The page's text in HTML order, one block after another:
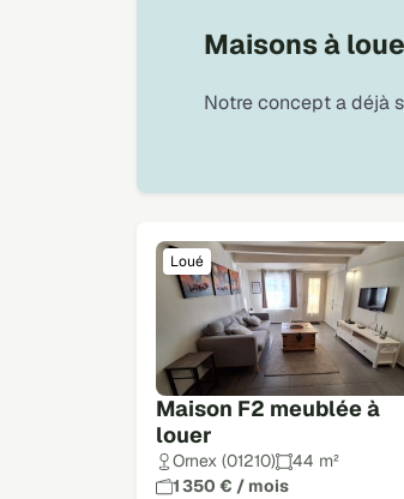
Maison F2 meublée à
louer
Loué
Ornex (01210)
44 m²
1 350 € / mois
Maisons à
Notre concept a déjà